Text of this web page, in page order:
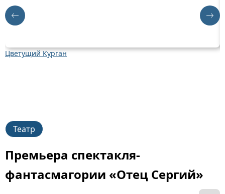
Цветущий Курган
Театр
Премьера спектакля-
фантасмагории «Отец Сергий»